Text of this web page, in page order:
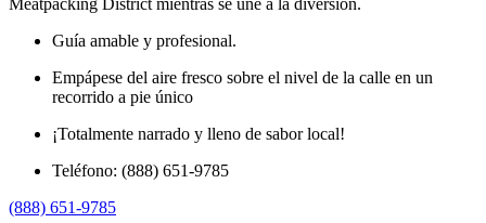
Guía amable y profesional.
Empápese del aire fresco sobre el nivel de la calle en un
recorrido a pie único
¡Totalmente narrado y lleno de sabor local!
Teléfono: (888) 651-9785
(888) 651-9785